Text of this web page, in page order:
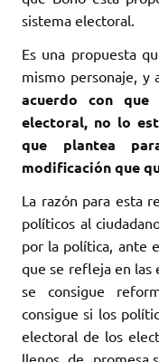
sistema electoral.
Es una propuesta
mismo personaje, y
acuerdo con
electoral, no lo
que plantea
modificación que
La razón para esta
políticos al
por la política, ante
que se refleja en las
se consigue
consigue si los
electoral de los